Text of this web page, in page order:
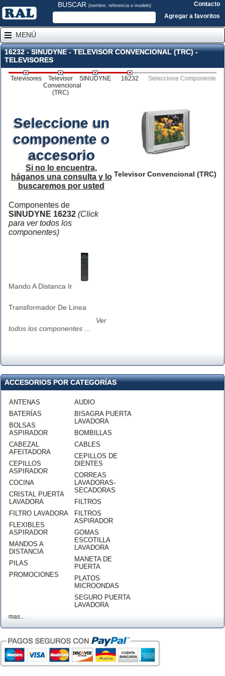
BUSCAR (nombre, referencia o modelo)
Contacto
Agregar a favoritos
MENÚ
16232 - SINUDYNE - TELEVISOR CONVENCIONAL (TRC) -
TELEVISORES
Televisores
Televisor
Convencional
(TRC)
SINUDYNE 16232 Seleccione Componente
Televisor Convencional (TRC)
Seleccione un
componente o
accesorio
Si no lo encuentra,
háganos una consulta y lo
buscaremos por usted
Componentes de
SINUDYNE 16232 (Click
para ver todos los
componentes)
Mando A Distanca Ir
Transformador De Linea
Ver
todos los componentes ...
ACCESORIOS POR CATEGORÍAS
ANTENAS
BATERÍAS
BOLSAS
ASPIRADOR
CABEZAL
AFEITADORA
CEPILLOS
ASPIRADOR
COCINA
CRISTAL PUERTA
LAVADORA
FILTRO LAVADORA
FLEXIBLES
ASPIRADOR
MANDOS A
DISTANCIA
PILAS
PROMOCIONES
AUDIO
BISAGRA PUERTA
LAVADORA
BOMBILLAS
CABLES
CEPILLOS DE
DIENTES
CORREAS
LAVADORAS-
SECADORAS
FILTROS
FILTROS
ASPIRADOR
GOMAS
ESCOTILLA
LAVADORA
MANETA DE
PUERTA
PLATOS
MICROONDAS
SEGURO PUERTA
LAVADORA
mas...